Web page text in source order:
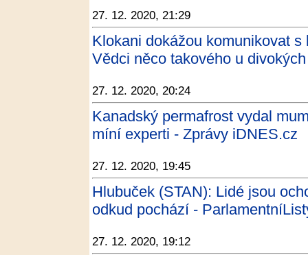
27. 12. 2020, 21:29
Klokani dokážou komunikovat
Vědci něco takového u
27. 12. 2020, 20:24
Kanadský permafrost vydal
míní experti - Zprávy iDNES.cz
27. 12. 2020, 19:45
Hlubuček (STAN): Lidé jsou
odkud pochází -
27. 12. 2020, 19:12